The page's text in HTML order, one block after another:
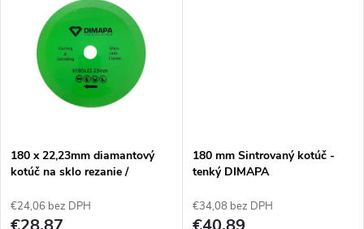
180 x 22,23mm diamantový
kotúč na sklo rezanie /
€24,06 bez DPH
180 mm Sintrovaný kotúč -
tenký DIMAPA
€34,08 bez DPH